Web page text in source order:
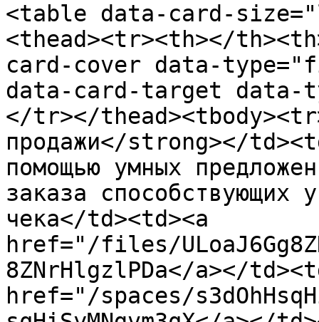
<table data-card-
<thead><tr><th></
card-cover data-
data-card-target data-
</tr></
продажи</strong></
помощью умных
заказа способствующих
чека</td><td><a
href="/files/
8ZNrHlgzlPDa</a></
href="/spaces/